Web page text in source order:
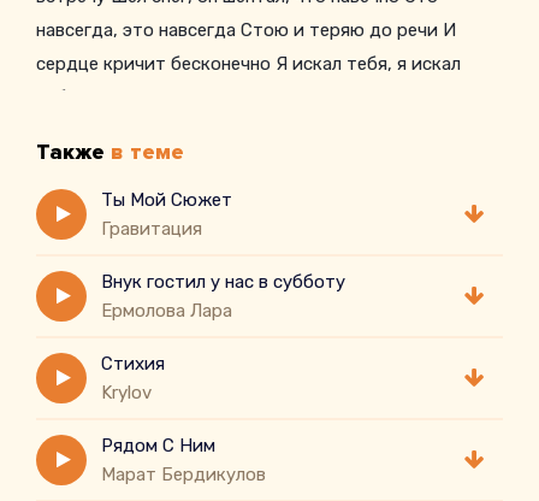
навсегда, это навсегда Стою и теряю до речи И
сердце кричит бесконечно Я искал тебя, я искал
тебя Белое платье, слезы от счастья От того, что
так красива Падает свет только для нас, горячих
Звезды на небе Звезды на небе Звезды на небе Звезд
I don't Белое платье, слезы от счастья, От того, что
навсегда, навечно это наш день
Белое платье, слезы от счастья, От того, что
Белое платье, слезы от счастья, От того, что
навсегда, навечно это наш день
Белое платье, слезы от счастья, От того, что
навсегда, навечно это наш день
Также в теме
Ты Мой Сюжет
Гравитация
Внук гостил у нас в субботу
Eрмолова Лара
Стихия
Krylov
Рядом С Ним
Марат Бердикулов